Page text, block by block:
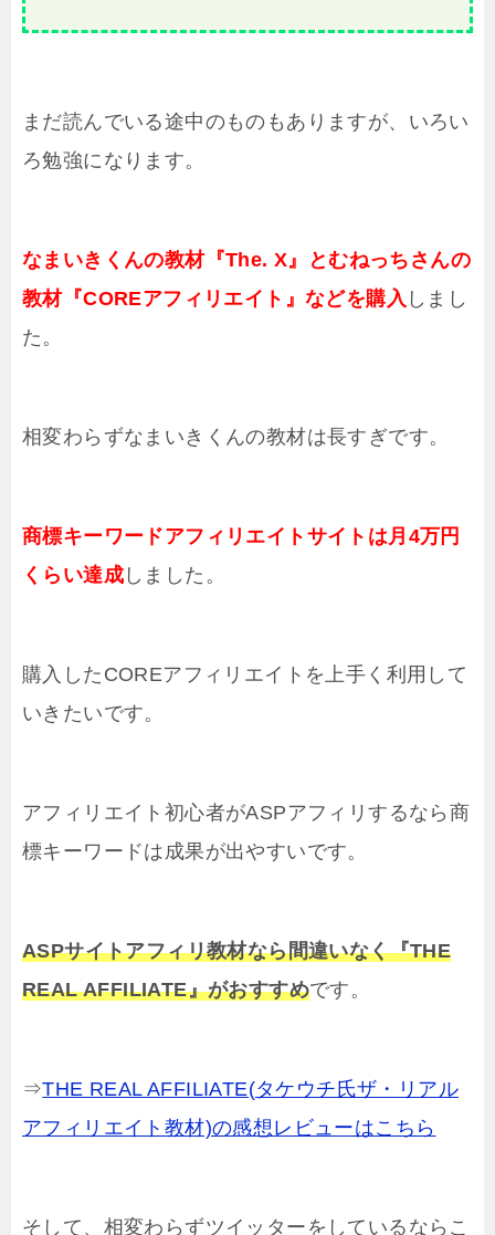
まだ読んでいる途中のものもありますが、いろい
ろ勉強になります。
なまいきくんの教材『The. X』とむねっちさんの
教材『COREアフィリエイト』などを購入 しまし
た。
相変わらずなまいきくんの教材は長すぎです。
商標キーワードアフィリエイトサイトは月4万円
くらい達成 しました。
購入したCOREアフィリエイトを上手く利用して
いきたいです。
アフィリエイト初心者がASPアフィリするなら商
標キーワードは成果が出やすいです。
ASPサイトアフィリ教材なら間違いなく『THE
REAL AFFILIATE』がおすすめです。
⇒THE REAL AFFILIATE(タケウチ氏ザ・リアル
アフィリエイト教材)の感想レビューはこちら
そして、相変わらずツイッターをしているならこ